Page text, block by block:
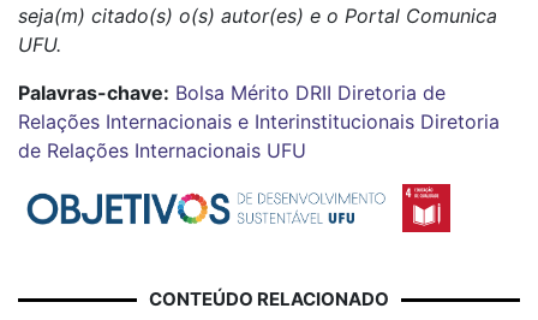
seja(m) citado(s) o(s) autor(es) e o Portal Comunica
UFU.
Palavras-chave: Bolsa Mérito DRII Diretoria de
Relações Internacionais e Interinstitucionais Diretoria
de Relações Internacionais UFU
CONTEÚDO RELACIONADO